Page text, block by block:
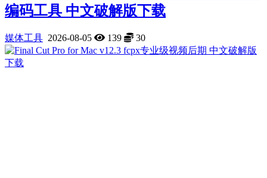
编码工具 中文破解版下载
媒体工具 2026-08-05 139 30